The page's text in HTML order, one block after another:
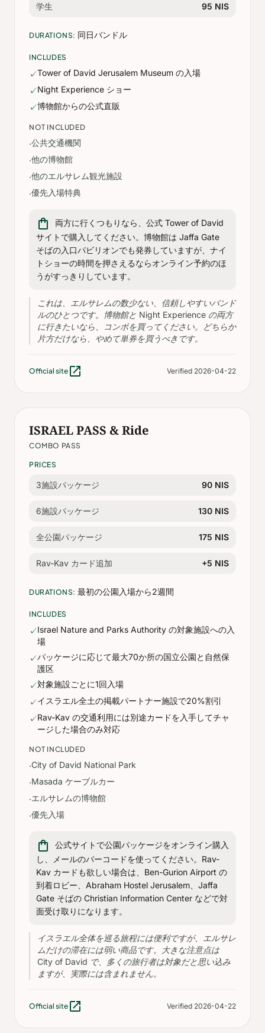
学生 95 NIS
DURATIONS: 同日バンドル
INCLUDES
✓Tower of David Jerusalem Museum の入場
✓Night Experience ショー
✓博物館からの公式直販
NOT INCLUDED
·公共交通機関
·他の博物館
·他のエルサレム観光施設
·優先入場特典
shopping_bag
両方に行くつもりなら、公式 Tower of David
サイトで購入してください。博物館は Jaffa Gate
そばの入口パビリオンでも発券していますが、ナイ
トショーの時間を押さえるならオンライン予約のほ
うがすっきりしています。
これは、エルサレムの数少ない、信頼しやすいバンド
ルのひとつです。博物館と Night Experience の両方
に行きたいなら、コンボを買ってください。どちらか
片方だけなら、やめて単券を買うべきです。
Official site open_in_new Verified 2026-04-22
ISRAEL PASS & Ride
COMBO PASS
PRICES
3施設パッケージ 90 NIS
6施設パッケージ 130 NIS
全公園パッケージ 175 NIS
Rav-Kav カード追加 +5 NIS
DURATIONS: 最初の公園入場から2週間
INCLUDES
✓Israel Nature and Parks Authority の対象施設への入
場
✓パッケージに応じて最大70か所の国立公園と自然保
護区
✓対象施設ごとに1回入場
✓イスラエル全土の掲載パートナー施設で20%割引
✓Rav-Kav の交通利用には別途カードを入手してチャ
ージした場合のみ対応
NOT INCLUDED
·City of David National Park
·Masada ケーブルカー
·エルサレムの博物館
·優先入場
shopping_bag
公式サイトで公園パッケージをオンライン購入
し、メールのバーコードを使ってください。Rav-
Kav カードも欲しい場合は、Ben-Gurion Airport の
到着ロビー、Abraham Hostel Jerusalem、Jaffa
Gate そばの Christian Information Center などで対
面受け取りになります。
イスラエル全体を巡る旅程には便利ですが、エルサレ
ムだけの滞在には弱い商品です。大きな注意点は
City of David で、多くの旅行者は対象だと思い込み
ますが、実際には含まれません。
Official site open_in_new Verified 2026-04-22